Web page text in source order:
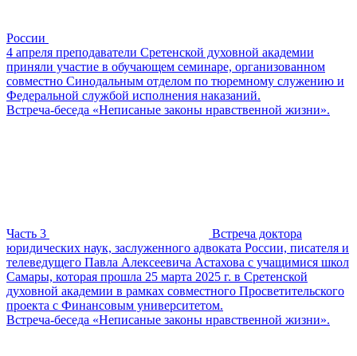
России
4 апреля преподаватели Сретенской духовной академии
приняли участие в обучающем семинаре, организованном
совместно Синодальным отделом по тюремному служению и
Федеральной службой исполнения наказаний.
Встреча-беседа «Неписаные законы нравственной жизни».
Часть 3
Встреча доктора
юридических наук, заслуженного адвоката России, писателя и
телеведущего Павла Алексеевича Астахова с учащимися школ
Самары, которая прошла 25 марта 2025 г. в Сретенской
духовной академии в рамках совместного Просветительского
проекта с Финансовым университетом.
Встреча-беседа «Неписаные законы нравственной жизни».